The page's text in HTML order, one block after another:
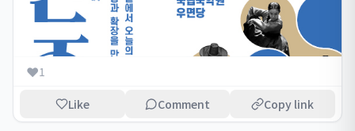
❤️1
Like Comment Copy link